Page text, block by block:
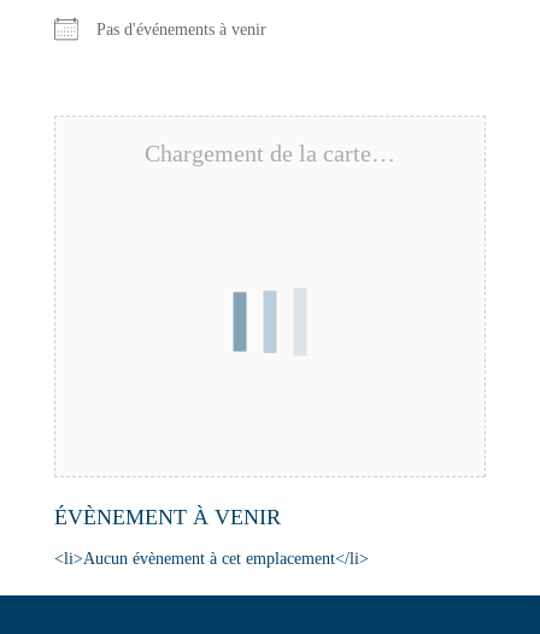
Pas d'événements à venir
Chargement de la carte…
ÉVÈNEMENT À VENIR
<li>Aucun évènement à cet emplacement</li>